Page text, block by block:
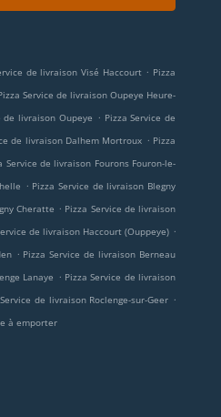
de livraison Visé Haccourt . Pizza
Service de livraison Oupeye Heure-
de livraison Oupeye . Pizza Service de
de livraison Dalhem Mortroux . Pizza
Service de livraison Fourons Fouron-le-
. Pizza Service de livraison Blegny
Cheratte . Pizza Service de livraison
de livraison Haccourt (Ouppeye) .
. Pizza Service de livraison Berneau
Lanaye . Pizza Service de livraison
de livraison Roclenge-sur-Geer .
à emporter